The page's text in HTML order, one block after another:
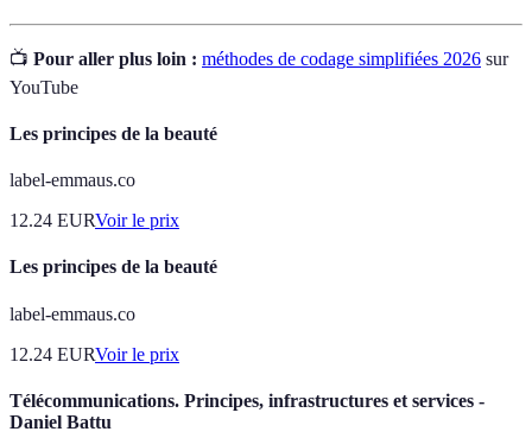
📺 Pour aller plus loin : méthodes de codage simplifiées 2026 sur
YouTube
Les principes de la beauté
label-emmaus.co
12.24 EURVoir le prix
Les principes de la beauté
label-emmaus.co
12.24 EURVoir le prix
Télécommunications. Principes, infrastructures et services -
Daniel Battu